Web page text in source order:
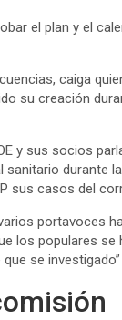
el plan y el
caiga
su creación
y sus socios
durante
sus casos del
portavoces
los populares
se